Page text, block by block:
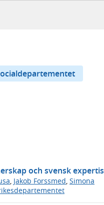
och svensk expertis
Jakob Forssmed Simona